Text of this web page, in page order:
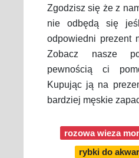
Zgodzisz się że z
nie odbędą się
odpowiedni prezent
Zobacz nasze
pewnością ci
Kupując ją na
bardziej męskie
rozowa wieza
rybki do